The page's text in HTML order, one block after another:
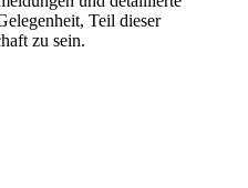
Teil dieser
zu sein.